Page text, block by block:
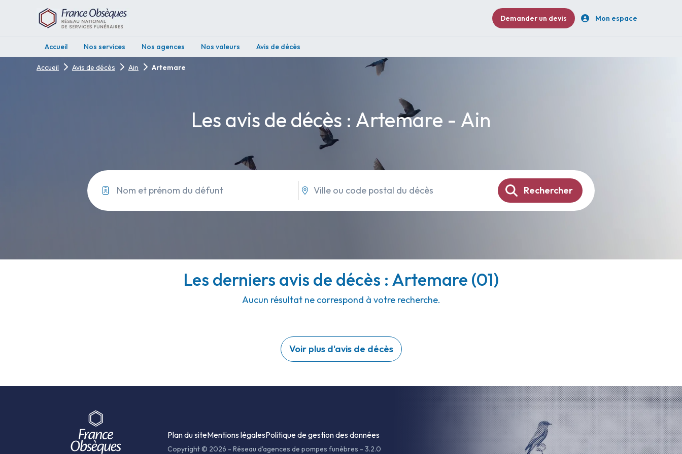
Demander un devis Mon espace
Accueil Nos services Nos agences Nos valeurs Avis de décès
Accueil Avis de décès Ain Artemare
Les avis de décès : Artemare - Ain
Rechercher
Les derniers avis de décès : Artemare (01)
Aucun résultat ne correspond à votre recherche.
Voir plus d'avis de décès
Plan du siteMentions légalesPolitique de gestion des données
Copyright © 2026 - Réseau d'agences de pompes funèbres - 3.2.0